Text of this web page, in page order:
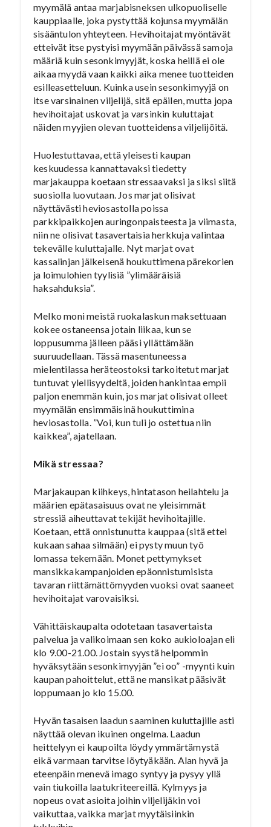
myymälä antaa marjabisneksen ulkopuoliselle
kauppiaalle, joka pystyttää kojunsa myymälän
sisääntulon yhteyteen. Hevihoitajat myöntävät
etteivät itse pystyisi myymään päivässä samoja
määriä kuin sesonkimyyjät, koska heillä ei ole
aikaa myydä vaan kaikki aika menee tuotteiden
esilleasetteluun. Kuinka usein sesonkimyyjä on
itse varsinainen viljelijä, sitä epäilen, mutta jopa
hevihoitajat uskovat ja varsinkin kuluttajat
näiden myyjien olevan tuotteidensa viljelijöitä.
Huolestuttavaa, että yleisesti kaupan
keskuudessa kannattavaksi tiedetty
marjakauppa koetaan stressaavaksi ja siksi siitä
suosiolla luovutaan. Jos marjat olisivat
näyttävästi heviosastolla poissa
parkkipaikkojen auringonpaisteesta ja viimasta,
niin ne olisivat tasavertaisia herkkuja valintaa
tekevälle kuluttajalle. Nyt marjat ovat
kassalinjan jälkeisenä houkuttimena pärekorien
ja loimulohien tyylisiä ”ylimääräisiä
haksahduksia”.
Melko moni meistä ruokalaskun maksettuaan
kokee ostaneensa jotain liikaa, kun se
loppusumma jälleen pääsi yllättämään
suuruudellaan. Tässä masentuneessa
mielentilassa heräteostoksi tarkoitetut marjat
tuntuvat ylellisyydeltä, joiden hankintaa empii
paljon enemmän kuin, jos marjat olisivat olleet
myymälän ensimmäisinä houkuttimina
heviosastolla. ”Voi, kun tuli jo ostettua niin
kaikkea”, ajatellaan.
Mikä stressaa?
Marjakaupan kiihkeys, hintatason heilahtelu ja
määrien epätasaisuus ovat ne yleisimmät
stressiä aiheuttavat tekijät hevihoitajille.
Koetaan, että onnistunutta kauppaa (sitä ettei
kukaan sahaa silmään) ei pysty muun työ
lomassa tekemään. Monet pettymykset
mansikkakampanjoiden epäonnistumisista
tavaran riittämättömyyden vuoksi ovat saaneet
hevihoitajat varovaisiksi.
Vähittäiskaupalta odotetaan tasavertaista
palvelua ja valikoimaan sen koko aukioloajan eli
klo 9.00-21.00. Jostain syystä helpommin
hyväksytään sesonkimyyjän ”ei oo” -myynti kuin
kaupan pahoittelut, että ne mansikat pääsivät
loppumaan jo klo 15.00.
Hyvän tasaisen laadun saaminen kuluttajille asti
näyttää olevan ikuinen ongelma. Laadun
heittelyyn ei kaupoilta löydy ymmärtämystä
eikä varmaan tarvitse löytyäkään. Alan hyvä ja
eteenpäin menevä imago syntyy ja pysyy yllä
vain tiukoilla laatukriteereillä. Kylmyys ja
nopeus ovat asioita joihin viljelijäkin voi
vaikuttaa, vaikka marjat myytäisiinkin